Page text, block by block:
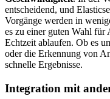
entscheidend, und
Vorgänge werden in
es zu einer guten Wahl für
Echtzeit ablaufen. Ob es
oder die Erkennung von
schnelle Ergebnisse.
Integration mit